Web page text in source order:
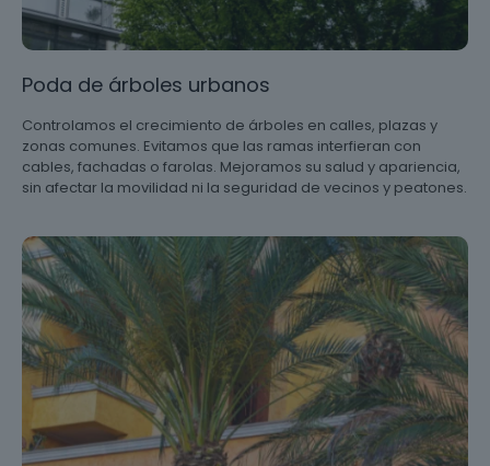
Poda de árboles urbanos
Controlamos el crecimiento de árboles en calles, plazas y
zonas comunes. Evitamos que las ramas interfieran con
cables, fachadas o farolas. Mejoramos su salud y apariencia,
sin afectar la movilidad ni la seguridad de vecinos y peatones.